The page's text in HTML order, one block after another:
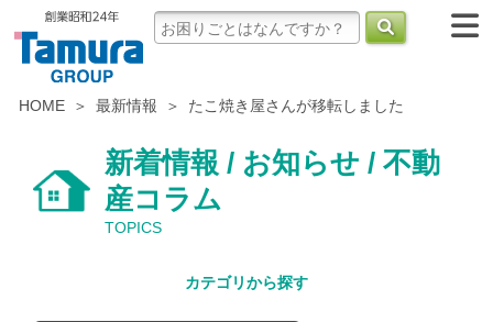
HOME 最新情報 たこ焼き屋さんが移転しました
新着情報 / お知らせ / 不動
産コラム
TOPICS
カテゴリから探す